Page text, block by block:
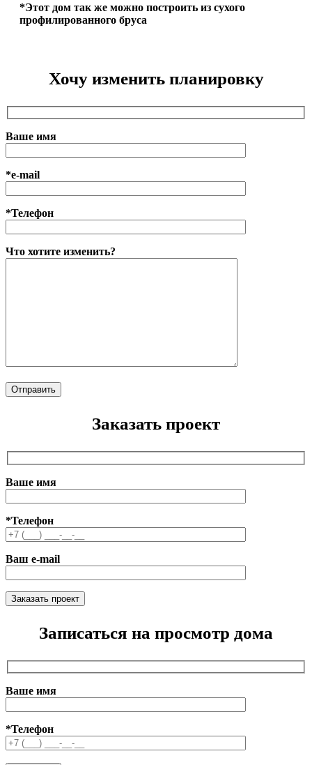
*Этот дом так же можно построить из сухого
профилированного бруса
Хочу изменить планировку
Ваше имя
*e-mail
*Телефон
Что хотите изменить?
Заказать проект
Ваше имя
*Телефон
Ваш e-mail
Записаться на просмотр дома
Ваше имя
*Телефон